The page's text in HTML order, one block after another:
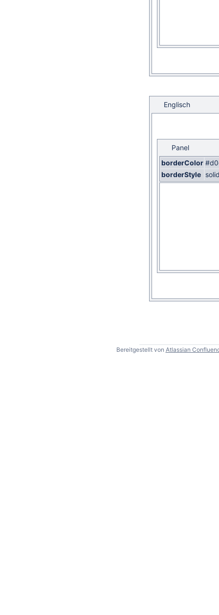
Englisch
Panel
borderColor
borderStyle
Bereitgestellt von Atlassian